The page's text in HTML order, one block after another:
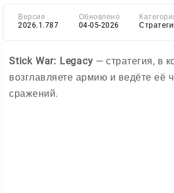
Версия
2026.1.787
Обновлено
04-05-2026
Stick War: Legacy — стратегия, в
возглавляете армию и ведёте её
сражений.